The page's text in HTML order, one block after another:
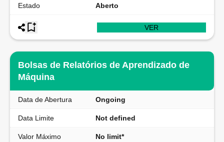
Estado Aberto
VER
Bolsas de Relatórios de Aprendizado de
Máquina
Data de Abertura Ongoing
Data Limite Not defined
Valor Máximo No limit*